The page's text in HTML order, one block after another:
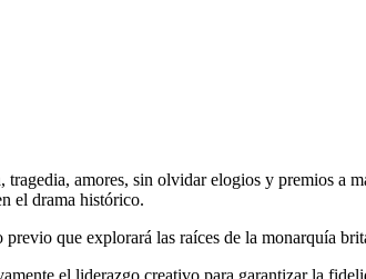
tragedia, amores, sin olvidar elogios y premios a
el drama histórico.
que explorará las raíces de la monarquía
el liderazgo creativo para garantizar la